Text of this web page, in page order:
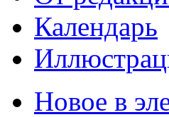
Календарь
Новое в